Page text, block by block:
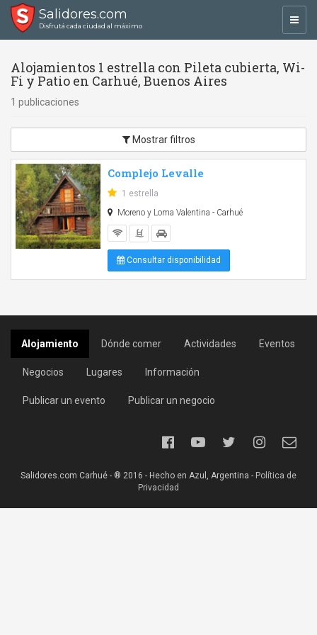
Salidores.com
Disfrutá cada ciudad al máximo
Alojamientos 1 estrella con Pileta cubierta, Wi-
Fi y Patio en Carhué, Buenos Aires
1 publicaciones
Mostrar filtros
Complejo Levalle
1 estrella
Moreno y Loma Valentina - Carhué
Consultar disponibilidad
Alojamiento Dónde comer Actividades Eventos
Negocios Lugares Información
Publicar un evento Publicar un negocio
Salidores.com Carhué - ® 2016 - Hecho en Azul, Argentina - Política de
Privacidad